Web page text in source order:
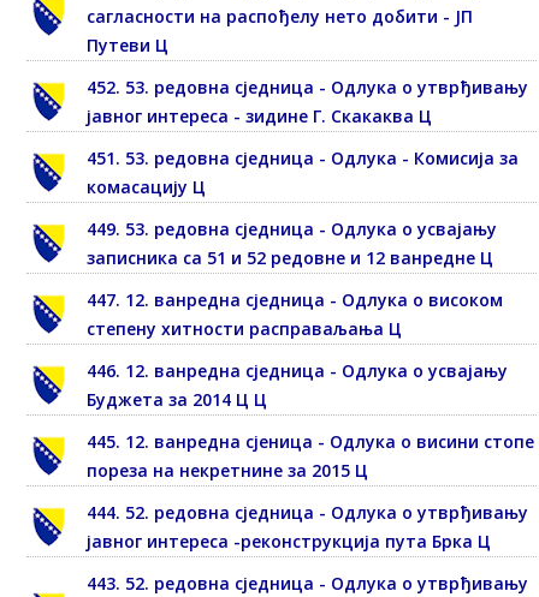
сагласности на распођелу нето добити - ЈП
Путеви Ц
452. 53. редовна сједница - Одлука о утврђивању
јавног интереса - зидине Г. Скакаква Ц
451. 53. редовна сједница - Одлука - Комисија за
комасацију Ц
449. 53. редовна сједница - Одлука о усвајању
записника са 51 и 52 редовне и 12 ванредне Ц
447. 12. ванредна сједница - Одлука о високом
степену хитности расправаљања Ц
446. 12. ванредна сједница - Одлука о усвајању
Буджета за 2014 Ц Ц
445. 12. ванредна сјеница - Одлука о висини стопе
пореза на некретнине за 2015 Ц
444. 52. редовна сједница - Одлука о утврђивању
јавног интереса -реконструкција пута Брка Ц
443. 52. редовна сједница - Одлука о утврђивању